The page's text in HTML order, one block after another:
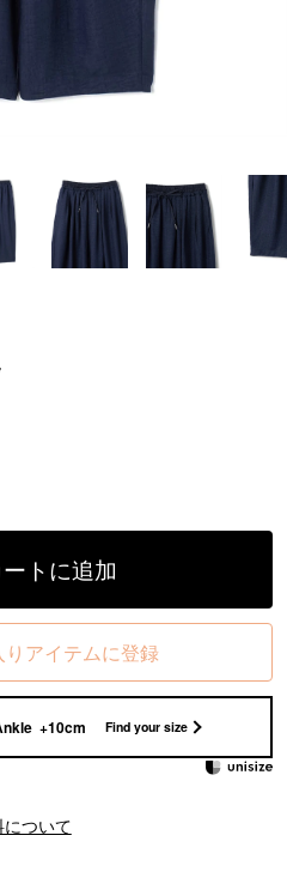
ートに追加
りアイテムに登録
+10cm Find your size
について